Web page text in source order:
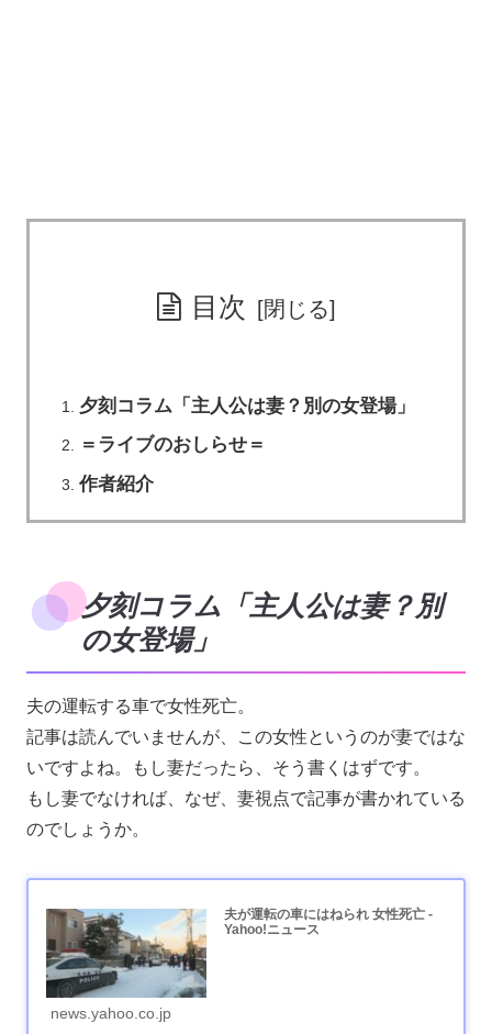
目次
夕刻コラム「主人公は妻？別の女登場」
＝ライブのおしらせ＝
作者紹介
夕刻コラム「主人公は妻？別
の女登場」
夫の運転する車で女性死亡。
記事は読んでいませんが、この女性というのが妻ではな
いですよね。もし妻だったら、そう書くはずです。
もし妻でなければ、なぜ、妻視点で記事が書かれている
のでしょうか。
夫が運転の車にはねられ 女性死亡 -
Yahoo!ニュース
news.yahoo.co.jp